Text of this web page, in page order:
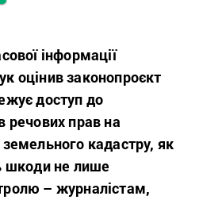
інформації
оцінив законопроєкт
доступ до
речових прав на
кадастру, як
шкоди не лише
– журналістам,